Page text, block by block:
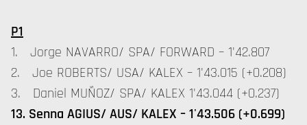
P1
1. Jorge NAVARRO/ SPA/ FORWARD – 1'42.807
2. Joe ROBERTS/ USA/ KALEX – 1'43.015 (+0.208)
3. Daniel MUÑOZ/ SPA/ KALEX 1'43.044 (+0.237)
13. Senna AGIUS/ AUS/ KALEX – 1'43.506 (+0.699)